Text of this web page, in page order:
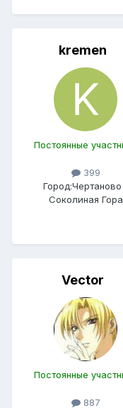
kremen
Постоянные
399
Город:
Соколиная Гора
Vector
Постоянные
887